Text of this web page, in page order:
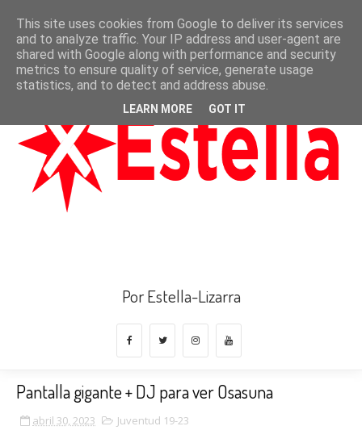
Por Estella-Lizarra
Pantalla gigante + DJ para ver Osasuna
abril 30, 2023 Juventud 19-23
This site uses cookies from Google to deliver its services
and to analyze traffic. Your IP address and user-agent are
shared with Google along with performance and security
metrics to ensure quality of service, generate usage
statistics, and to detect and address abuse.
LEARN MORE GOT IT